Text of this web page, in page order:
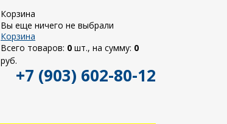
Корзина
Вы еще ничего не выбрали
Корзина
Всего товаров: 0 шт., на сумму: 0
руб.
+7 (903) 602-80-12